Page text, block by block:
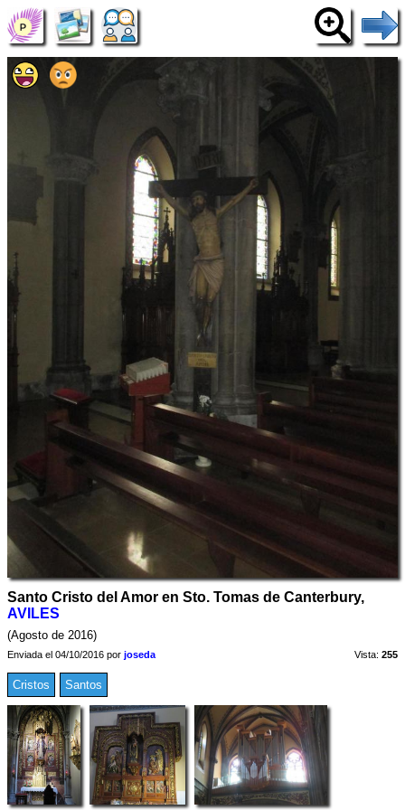
Santo Cristo del Amor en Sto. Tomas de Canterbury,
AVILES
(Agosto de 2016)
Enviada el 04/10/2016 por joseda Vista: 255
Cristos Santos